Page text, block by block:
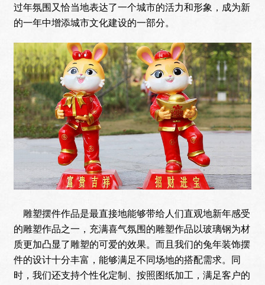
过年氛围又恰当地表达了一个城市的活力和形象，成为新
的一年中增添城市文化建设的一部分。
雕塑摆件作品是最直接地能够带给人们直观地新年感受
的雕塑作品之一，充满喜气氛围的雕塑作品以玻璃钢为材
质更加凸显了雕塑的可爱的效果。而且我们的兔年装饰摆
件的设计十分丰富，能够满足不同场地的搭配需求。同
时，我们还支持个性化定制、按照图纸加工，满足客户的